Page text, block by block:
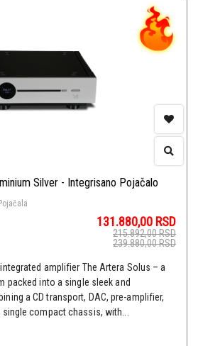
Silver - Integrisano Pojačalo
131.880,00 RSD
215.892,00RSD
239.880,00RSD
amplifier The Artera Solus – a
packed into a single sleek and
a CD transport, DAC, pre-amplifier,
compact chassis, with...